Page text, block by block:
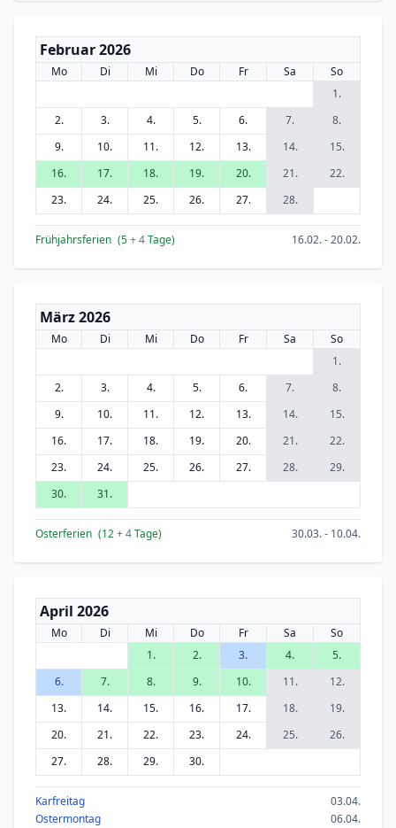
Februar 2026
Mo Di Mi Do Fr Sa
So
1.
2.
3. 4. 5. 6. 7.
8.
9.
10. 11. 12. 13. 14.
15.
16.
17. 18. 19. 20. 21.
22.
23.
24. 25. 26. 27. 28.
Frühjahrsferien (5+ 4Tage) 16.02. - 20.02.
März 2026
Mo Di Mi Do Fr Sa
So
1.
2.
3. 4. 5. 6. 7.
8.
9.
10. 11. 12. 13. 14.
15.
16.
17. 18. 19. 20. 21.
22.
23.
24. 25. 26. 27. 28.
29.
30.
31.
Osterferien (12+ 4Tage) 30.03. - 10.04.
April 2026
Mo Di Mi Do Fr Sa
So
1.
2. 3. 4.
5.
6.
7. 8. 9. 10. 11.
12.
13.
14. 15. 16. 17. 18.
19.
20.
21. 22. 23. 24. 25.
26.
27.
28. 29. 30.
Karfreitag
03.04.
Ostermontag
06.04.